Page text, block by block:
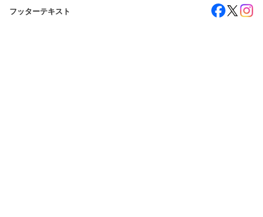
フッターテキスト